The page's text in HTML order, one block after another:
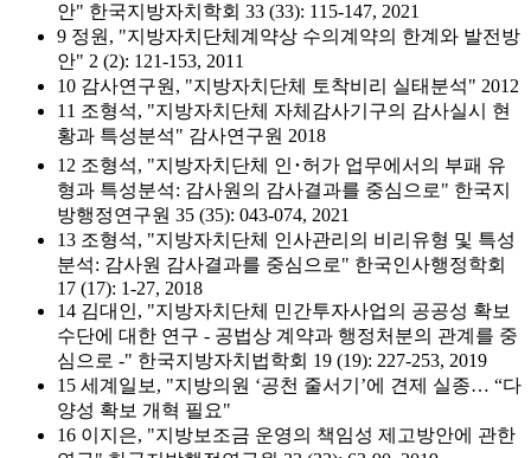
안" 한국지방자치학회 33 (33): 115-147, 2021
9 정원, "지방자치단체계약상 수의계약의 한계와 발전방
안" 2 (2): 121-153, 2011
10 감사연구원, "지방자치단체 토착비리 실태분석" 2012
11 조형석, "지방자치단체 자체감사기구의 감사실시 현
황과 특성분석" 감사연구원 2018
12 조형석, "지방자치단체 인･허가 업무에서의 부패 유
형과 특성분석: 감사원의 감사결과를 중심으로" 한국지
방행정연구원 35 (35): 043-074, 2021
13 조형석, "지방자치단체 인사관리의 비리유형 및 특성
분석: 감사원 감사결과를 중심으로" 한국인사행정학회
17 (17): 1-27, 2018
14 김대인, "지방자치단체 민간투자사업의 공공성 확보
수단에 대한 연구 - 공법상 계약과 행정처분의 관계를 중
심으로 -" 한국지방자치법학회 19 (19): 227-253, 2019
15 세계일보, "지방의원 ‘공천 줄서기’에 견제 실종… “다
양성 확보 개혁 필요"
16 이지은, "지방보조금 운영의 책임성 제고방안에 관한